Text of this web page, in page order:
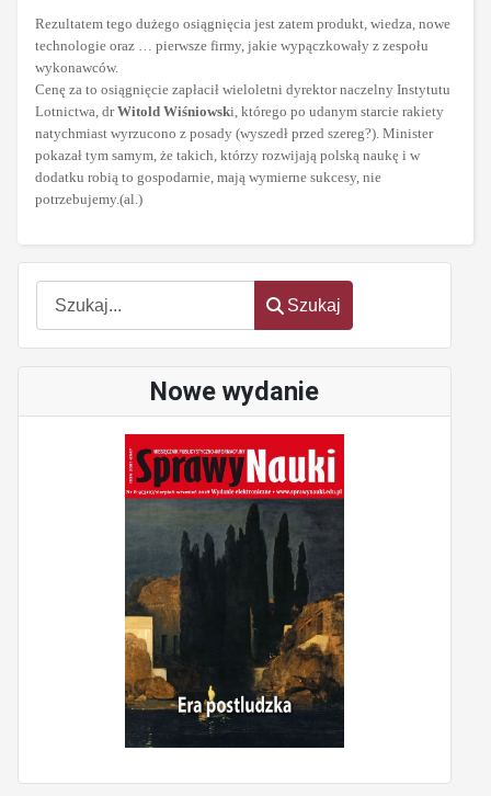
Szukaj
Szukaj
Nowe wydanie
Rezultatem tego dużego osiągnięcia jest zatem produkt, wiedza, nowe
technologie oraz … pierwsze firmy, jakie wypączkowały z zespołu
wykonawców.
Cenę za to osiągnięcie zapłacił wieloletni dyrektor naczelny Instytutu
Lotnictwa, drWitold Wiśniowski, którego po udanym starcie rakiety
natychmiast wyrzucono z posady (wyszedł przed szereg?). Minister
pokazał tym samym, że takich, którzy rozwijają polską naukę i w
dodatku robią to gospodarnie, mają wymierne sukcesy, nie
potrzebujemy.(al.)